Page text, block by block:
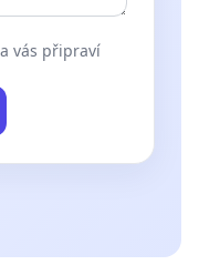
vás připraví